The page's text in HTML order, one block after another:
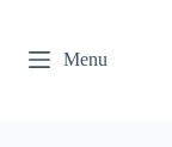
Menu